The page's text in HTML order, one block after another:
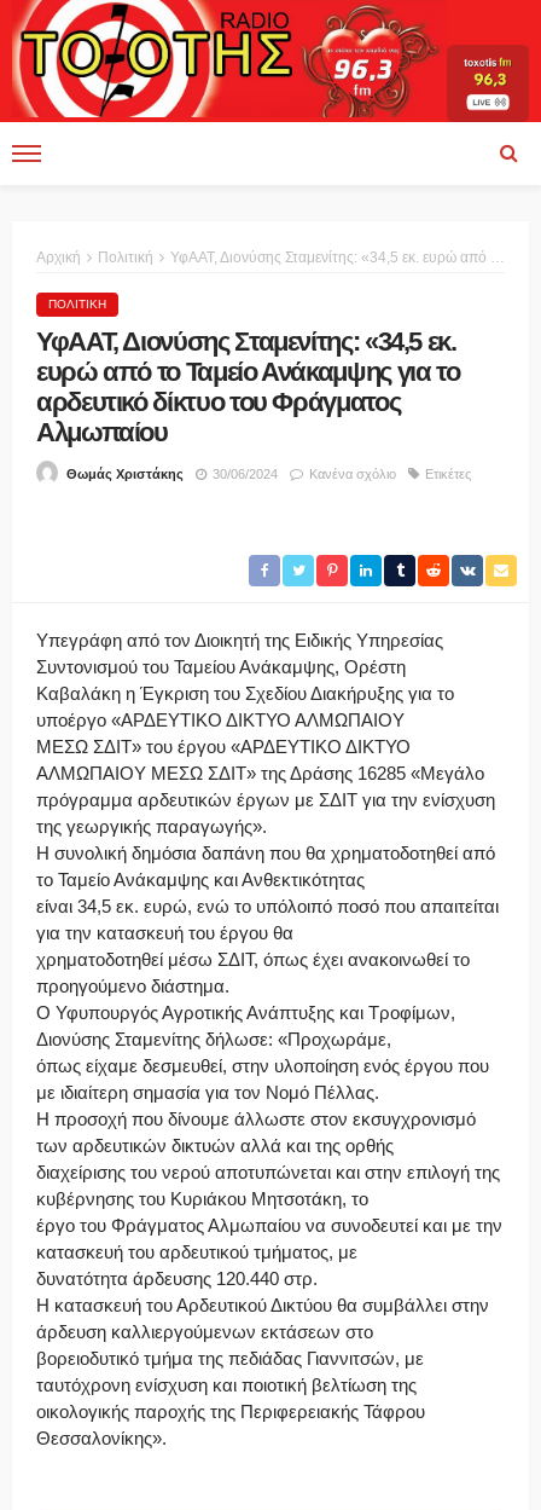
Αρχική Πολιτική ΥφΑΑΤ, Διονύσης Σταμενίτης: «34,5 εκ. ευρώ από το Ταμείο Ανάκαμψης για το αρδευτικό δίκτυο του Φράγματος Αλμωπαίου
ΠΟΛΙΤΙΚΉ
ΥφΑΑΤ, Διονύσης Σταμενίτης: «34,5 εκ.
ευρώ από το Ταμείο Ανάκαμψης για το
αρδευτικό δίκτυο του Φράγματος
Αλμωπαίου
Θωμάς Χριστάκης 30/06/2024 Κανένα σχόλιο Ετικέτες
Υπεγράφη από τον Διοικητή της Ειδικής Υπηρεσίας
Συντονισμού του Ταμείου Ανάκαμψης, Ορέστη
Καβαλάκη η Έγκριση του Σχεδίου Διακήρυξης για το
υποέργο «ΑΡΔΕΥΤΙΚΟ ΔΙΚΤΥΟ ΑΛΜΩΠΑΙΟΥ
ΜΕΣΩ ΣΔΙΤ» του έργου «ΑΡΔΕΥΤΙΚΟ ΔΙΚΤΥΟ
ΑΛΜΩΠΑΙΟΥ ΜΕΣΩ ΣΔΙΤ» της Δράσης 16285 «Μεγάλο
πρόγραμμα αρδευτικών έργων με ΣΔΙΤ για την ενίσχυση
της γεωργικής παραγωγής».
Η συνολική δημόσια δαπάνη που θα χρηματοδοτηθεί από
το Ταμείο Ανάκαμψης και Ανθεκτικότητας
είναι 34,5 εκ. ευρώ, ενώ το υπόλοιπό ποσό που απαιτείται
για την κατασκευή του έργου θα
χρηματοδοτηθεί μέσω ΣΔΙΤ, όπως έχει ανακοινωθεί το
προηγούμενο διάστημα.
Ο Υφυπουργός Αγροτικής Ανάπτυξης και Τροφίμων,
Διονύσης Σταμενίτης δήλωσε: «Προχωράμε,
όπως είχαμε δεσμευθεί, στην υλοποίηση ενός έργου που
με ιδιαίτερη σημασία για τον Νομό Πέλλας.
Η προσοχή που δίνουμε άλλωστε στον εκσυγχρονισμό
των αρδευτικών δικτυών αλλά και της ορθής
διαχείρισης του νερού αποτυπώνεται και στην επιλογή της
κυβέρνησης του Κυριάκου Μητσοτάκη, το
έργο του Φράγματος Αλμωπαίου να συνοδευτεί και με την
κατασκευή του αρδευτικού τμήματος, με
δυνατότητα άρδευσης 120.440 στρ.
Η κατασκευή του Αρδευτικού Δικτύου θα συμβάλλει στην
άρδευση καλλιεργούμενων εκτάσεων στο
βορειοδυτικό τμήμα της πεδιάδας Γιαννιτσών, με
ταυτόχρονη ενίσχυση και ποιοτική βελτίωση της
οικολογικής παροχής της Περιφερειακής Τάφρου
Θεσσαλονίκης».